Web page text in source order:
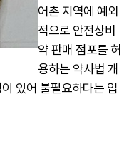
어촌 지역에 예외
적으로 안전상비
약 판매 점포를 허
용하는 약사법 개
있어 불필요하다는 입